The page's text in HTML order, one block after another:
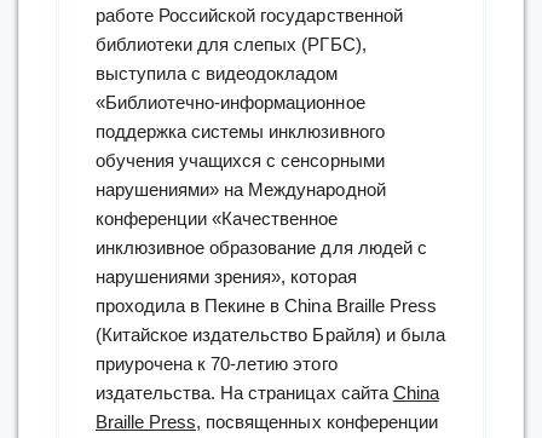
работе Российской государственной
библиотеки для слепых (РГБС),
выступила с видеодокладом
«Библиотечно-информационное
поддержка системы инклюзивного
обучения учащихся с сенсорными
нарушениями» на Международной
конференции «Качественное
инклюзивное образование для людей с
нарушениями зрения», которая
проходила в Пекине в China Braille Press
(Китайское издательство Брайля) и была
приурочена к 70-летию этого
издательства. На страницах сайта China
Braille Press, посвященных конференции